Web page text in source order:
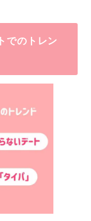
でのトレン